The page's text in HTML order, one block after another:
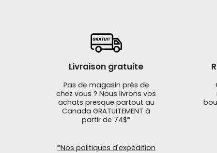
Livraison gratuite
Pas de magasin près de
chez vous ? Nous livrons vos
achats presque partout au
Canada GRATUITEMENT à
partir de 74$*
*Nos politiques d'expédition